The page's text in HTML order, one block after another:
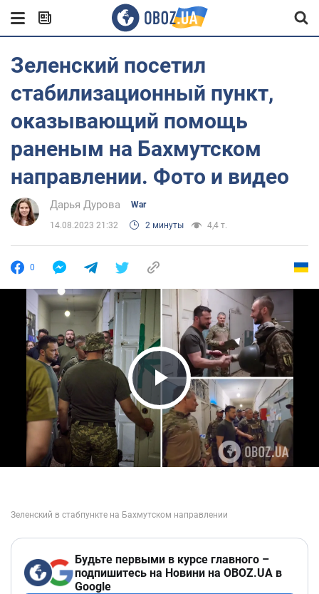
Зеленский посетил
стабилизационный пункт,
оказывающий помощь
раненым на Бахмутском
направлении. Фото и видео
Дарья Дурова War
14.08.2023 21:32 2 минуты 4,4 т.
0
Play Video
Будьте первыми в курсе главного –
подпишитесь на Новини на OBOZ.UA в
Google